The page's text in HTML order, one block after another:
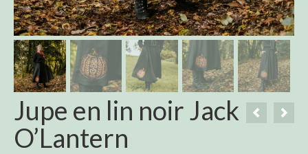
Jupe en lin noir Jack
O’Lantern